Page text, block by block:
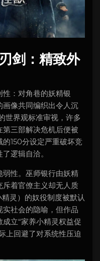
剑：精致外
：对角巷的妖精银
像共同编织出令人沉
世界观标准审视，许多
三部解决危机后便被
150分设定严重破坏竞
逻辑自洽。
性。巫师银行由妖精
着官僚主义却无人质
灵）的奴役制度被默认
社会的隐喻，但作品
立“家养小精灵权益促
上回避了对系统性压迫